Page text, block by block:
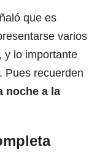
que es
varios
y lo importante
Pues recuerden
noche a la